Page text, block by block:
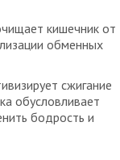
кишечник от
обменных
сжигание
обусловливает
бодрость и